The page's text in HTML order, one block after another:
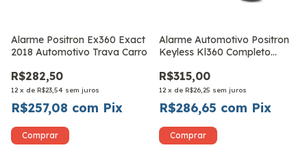
Alarme Positron Ex360 Exact
2018 Automotivo Trava Carro
R$282,50
12 x de R$23,54 sem juros
R$257,08 com Pix
Alarme Automotivo Positron
Keyless Kl360 Completo
R$315,00
12 x de R$26,25 sem juros
R$286,65 com Pix